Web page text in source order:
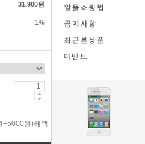
31,900원
1%
+5000원)혜택